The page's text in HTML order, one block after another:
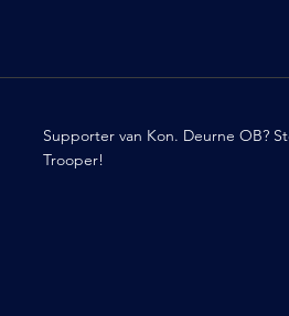
Supporter van Kon. Deurne OB?
Trooper!